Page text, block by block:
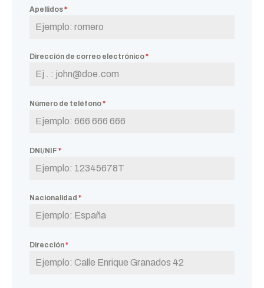
Apellidos*
Dirección de correo electrónico*
Número de teléfono*
DNI/NIF *
Nacionalidad *
Dirección*